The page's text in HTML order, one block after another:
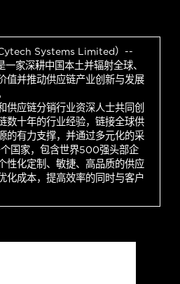
Systems Limited）--
一家深耕中国本土并辐射全球、
值并推动供应链产业创新与发展
供应链分销行业资深人士共同创
数十年的行业经验，链接全球供
的有力支撑，并通过多元化的采
国家，包含世界500强头部企
性化定制、敏捷、高品质的供应
化成本，提高效率的同时与客户